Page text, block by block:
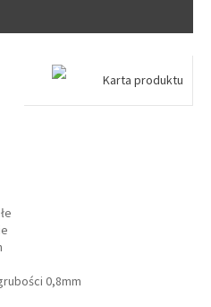
Karta produktu
0,8mm